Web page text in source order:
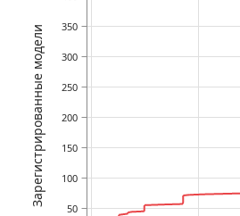
50
100
150
200
250
300
350
Зарегистрированные модели